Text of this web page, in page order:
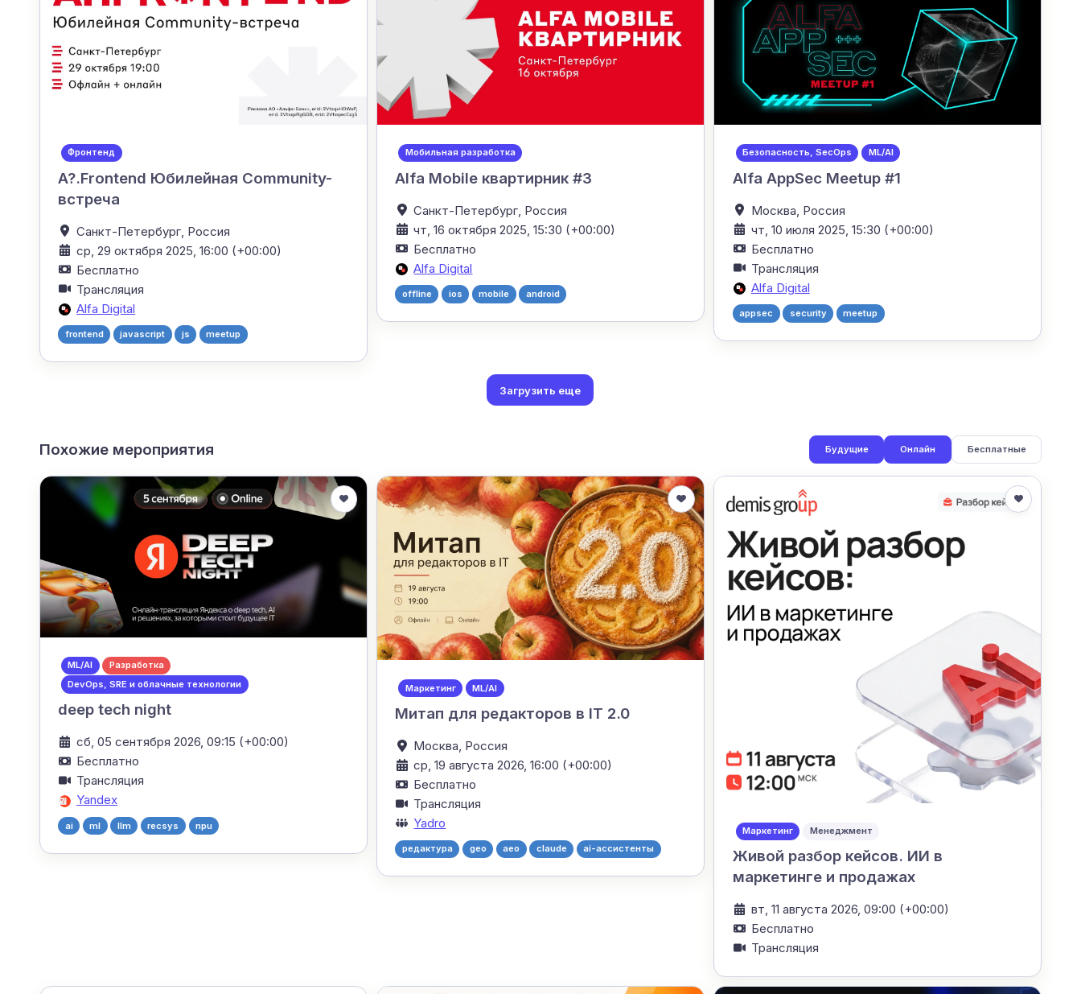
Фронтенд
A?.Frontend Юбилейная Community-
встреча
Санкт-Петербург, Россия
ср, 29 октября 2025, 16:00 (+00:00)
Бесплатно
Трансляция
Alfa Digital
frontend javascript js meetup
Мобильная разработка
Alfa Mobile квартирник #3
Санкт-Петербург, Россия
чт, 16 октября 2025, 15:30 (+00:00)
Бесплатно
Alfa Digital
offline ios mobile android
Безопасность, SecOps ML/AI
Alfa AppSec Meetup #1
Москва, Россия
чт, 10 июля 2025, 15:30 (+00:00)
Бесплатно
Трансляция
Alfa Digital
appsec security meetup
Загрузить еще
Похожие мероприятия Будущие Онлайн Бесплатные
ML/AI
Разработка
DevOps, SRE и облачные технологии
deep tech night
сб, 05 сентября 2026, 09:15 (+00:00)
Бесплатно
Трансляция
Yandex
ai ml llm recsys npu
Маркетинг ML/AI
Митап для редакторов в IT 2.0
Москва, Россия
ср, 19 августа 2026, 16:00 (+00:00)
Бесплатно
Трансляция
Yadro
редактура geo aeo claude ai-ассистенты
Маркетинг Менеджмент
Живой разбор кейсов. ИИ в
маркетинге и продажах
вт, 11 августа 2026, 09:00 (+00:00)
Бесплатно
Трансляция